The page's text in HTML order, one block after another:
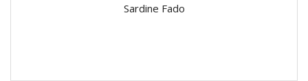
Sardine Fado